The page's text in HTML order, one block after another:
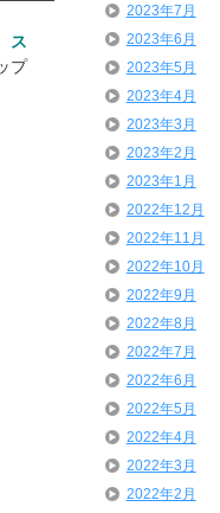
ス
プ
2023年7月
2023年6月
2023年5月
2023年4月
2023年3月
2023年2月
2023年1月
2022年12月
2022年11月
2022年10月
2022年9月
2022年8月
2022年7月
2022年6月
2022年5月
2022年4月
2022年3月
2022年2月